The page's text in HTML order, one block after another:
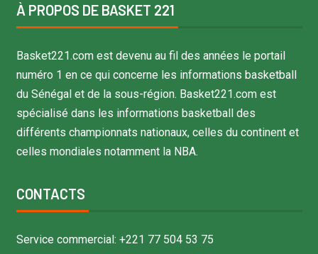
À PROPOS DE BASKET 221
Basket221.com est devenu au fil des années le portail
numéro 1 en ce qui concerne les informations basketball
du Sénégal et de la sous-région. Basket221.com est
spécialisé dans les informations basketball des
différents championnats nationaux, celles du continent et
celles mondiales notamment la NBA.
CONTACTS
Service commercial: +221 77 504 53 75